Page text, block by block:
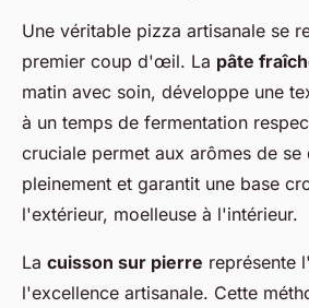
Une véritable pizza artisanale se
premier coup d'œil. La pâte
matin avec soin, développe une
à un temps de fermentation
cruciale permet aux arômes de se
pleinement et garantit une base
l'extérieur, moelleuse à l'intérieur.
La cuisson sur pierre représente
l'excellence artisanale. Cette